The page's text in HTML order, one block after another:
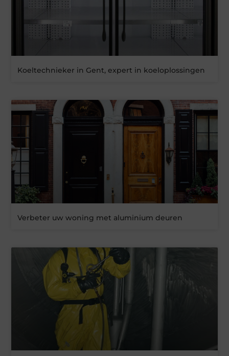
Koeltechnieker in Gent, expert in koeloplossingen
Verbeter uw woning met aluminium deuren